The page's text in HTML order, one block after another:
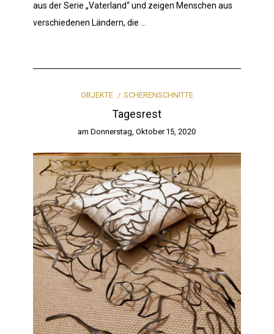
aus der Serie „Vaterland“ und zeigen Menschen aus
verschiedenen Ländern, die …
OBJEKTE SCHERENSCHNITTE
Tagesrest
am Donnerstag, Oktober 15, 2020